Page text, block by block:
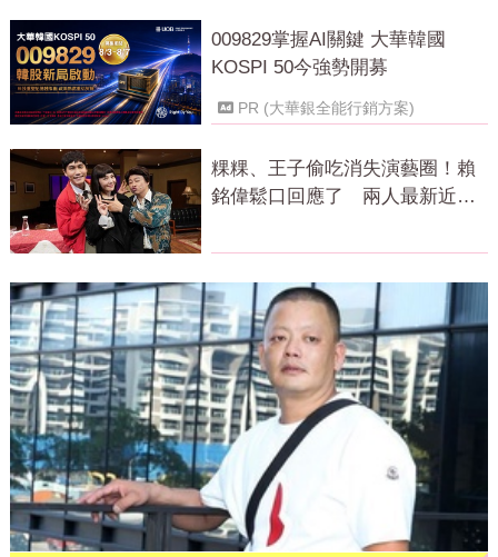
009829掌握AI關鍵 大華韓國
KOSPI 50今強勢開募
PR (大華銀全能行銷方案)
粿粿、王子偷吃消失演藝圈！賴
銘偉鬆口回應了 兩人最新近況